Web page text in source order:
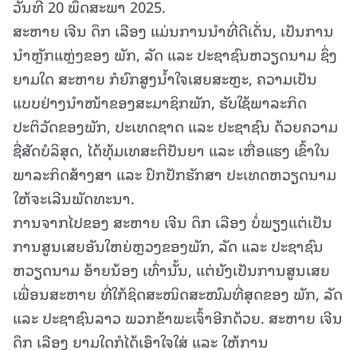
ວັນທີ 20 ພຶດສະພາ 2025.
ສະຫາຍ ເຈີນ ດຶກ ເລືອງ ແມ່ນການນຳທີ່ດີເດັ່ນ, ເປັນການ
ນຳຫຼັກແຫຼ່ງຂອງ ພັກ, ລັດ ແລະ ປະຊາຊົນຫວຽດນາມ ຊຶ່ງ
ຍາມໃດ ສະຫາຍ ກໍຍົກສູງນໍ້າໃຈເສຍສະຫຼະ, ຄວາມເປັນ
ແບບຢ່າງນຳໜ້າຂອງສະມາຊິກພັກ, ຮັບໃຊ້ພາລະກິດ
ປະຕິວັດຂອງພັກ, ປະເທດຊາດ ແລະ ປະຊາຊົນ ດ້ວຍຄວາມ
ຊື່ສັດບໍລິສຸດ, ໄດ້ທຸ້ມເທສະຕິປັນຍາ ແລະ ເຫື່ອແຮງ ເຂົ້າໃນ
ພາລະກິດສ້າງສາ ແລະ ປົກປັກຮັກສາ ປະເທດຫວຽດນາມ
ໃຫ້ຈະເລີນພັດທະນາ.
ການຈາກໄປຂອງ ສະຫາຍ ເຈີນ ດຶກ ເລືອງ ບໍ່ພຽງແຕ່ເປັນ
ການສູນເສຍອັນໃຫຍ່ຫຼວງຂອງພັກ, ລັດ ແລະ ປະຊາຊົນ
ຫວຽດນາມ ອ້າຍນ້ອງ ເທົ່ານັ້ນ, ແຕ່ຍັງເປັນການສູນເສຍ
ເພື່ອນສະຫາຍ ທີ່ໃກ້ຊິດສະໜິດສະໜົມທີ່ສຸດຂອງ ພັກ, ລັດ
ແລະ ປະຊາຊົນລາວ ພວກຂ້າພະເຈົ້າອີກດ້ວຍ. ສະຫາຍ ເຈີນ
ດຶກ ເລືອງ ຍາມໃດກໍໄດ້ເອົາໃຈໃສ່ ແລະ ໃຫ້ການ